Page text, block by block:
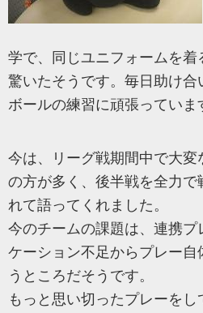
学で、同じユニフォームを着
驚いたそうです。毎日助け合
ボールの練習に頑張っていま
今は、リーグ戦期間中で大変
の方が多く、後半戦を全力で
れて語ってくれました。
今のチームの課題は、連携プ
ケーション不足からプレー自
うところだそうです。
もっと思い切ったプレーを